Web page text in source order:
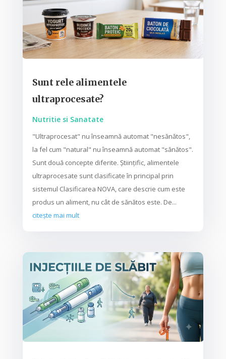
Sunt rele alimentele
ultraprocesate?
Nutritie si Sanatate
"Ultraprocesat" nu înseamnă automat "nesănătos",
la fel cum "natural" nu înseamnă automat "sănătos".
Sunt două concepte diferite. Științific, alimentele
ultraprocesate sunt clasificate în principal prin
sistemul Clasificarea NOVA, care descrie cum este
produs un aliment, nu cât de sănătos este. De...
citește mai mult